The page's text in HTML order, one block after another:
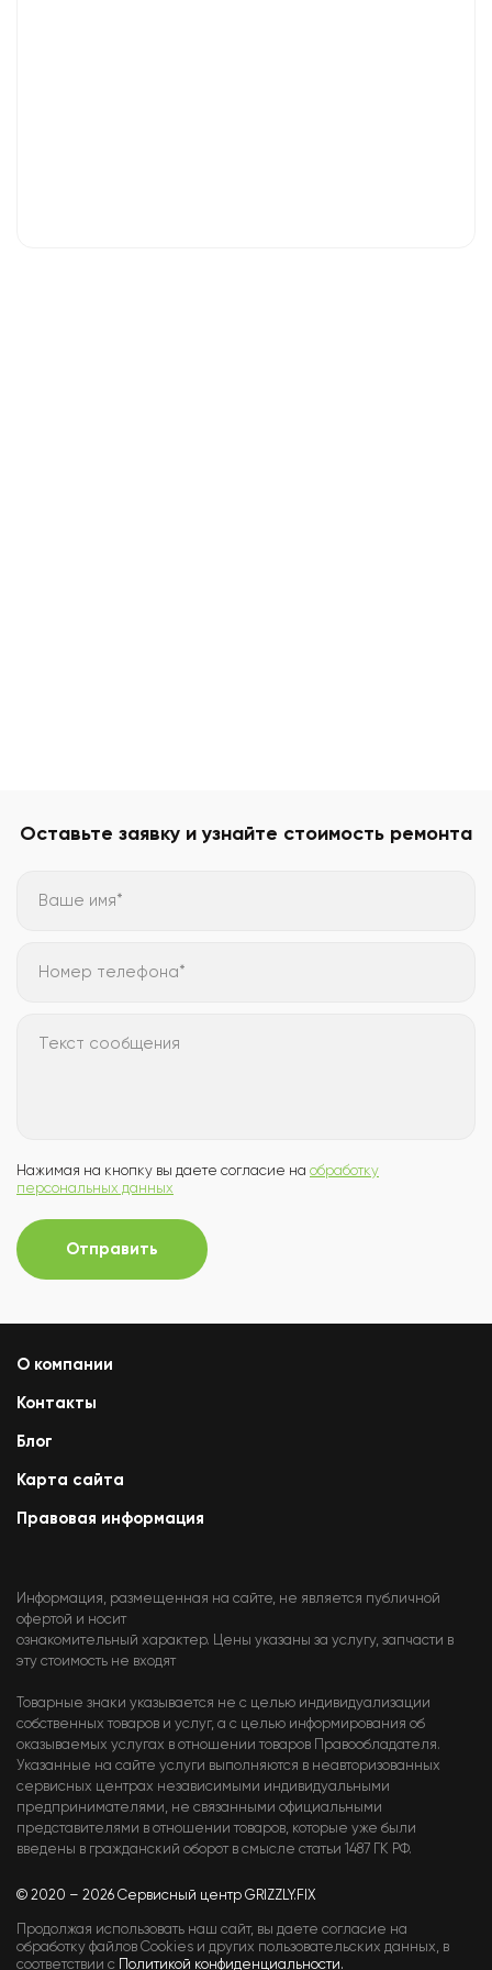
Оставьте заявку и узнайте стоимость ремонта
Ваше имя*
Номер телефона*
Текст сообщения
Нажимая на кнопку вы даете согласие на обработку
персональных данных
Отправить
О компании
Контакты
Блог
Карта сайта
Правовая информация
Информация, размещенная на сайте, не является публичной
офертой и носит
ознакомительный характер. Цены указаны за услугу, запчасти в
эту стоимость не входят
Товарные знаки указывается не с целью индивидуализации
собственных товаров и услуг, а с целью информирования об
оказываемых услугах в отношении товаров Правообладателя.
Указанные на сайте услуги выполняются в неавторизованных
сервисных центрах независимыми индивидуальными
предпринимателями, не связанными официальными
представителями в отношении товаров, которые уже были
введены в гражданский оборот в смысле статьи 1487 ГК РФ.
© 2020 – 2026 Сервисный центр GRIZZLY.FIX
Продолжая использовать наш сайт, вы даете согласие на
обработку файлов Cookies и других пользовательских данных, в
соответствии с Политикой конфиденциальности.